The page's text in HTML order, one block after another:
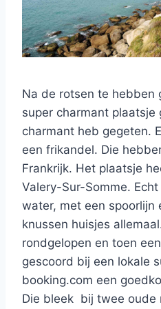
Na de rotsen te hebben
super charmant
charmant heb gegeten.
een frikandel. Die
Frankrijk. Het plaatsje
Valery-Sur-Somme.
water, met een spoorlijn
knussen huisjes
rondgelopen en toen
gescoord bij een lokale
booking.com een
Die bleek bij twee oude